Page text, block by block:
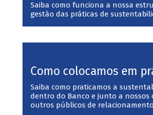
Saiba como funciona a nossa
gestão das práticas de
Como colocamos em
Saiba como praticamos a
dentro do Banco e junto a nossos
outros públicos de